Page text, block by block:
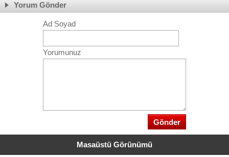
Yorum Gönder
Ad Soyad
Yorumunuz
Masaüstü Görünümü